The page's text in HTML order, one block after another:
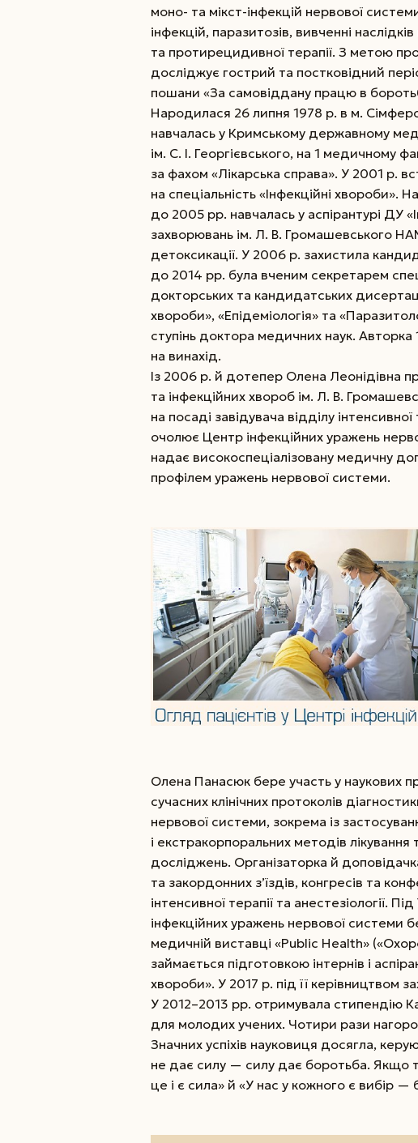
моно- та мікст-інфекцій нервової
інфекцій, паразитозів, вивченні
та протирецидивної терапії. З метою
досліджує гострий та пост­ковідний
пошани «За самовіддану працю в
Народилася 26 липня 1978 р. в м.
навчалась у Кримському державному
ім. С. І. Георгієвського, на 1 медичному
за фахом «Лікарська справа». У 2001 р.
на спеціальність «Інфекційні хворо­би».
до 2005 рр. навчалась у аспірантурі ДУ
захворювань ім. Л. В. Громашевського
детоксикації. У 2006 р. захистила
до 2014 рр. була вченим секретарем
докторських та кандидатських
хвороби», «Епідеміологія» та
ступінь доктора медичних наук. Авторка
на винахід.
Із 2006 р. й дотепер Олена Леонідівна
та інфекційних хвороб ім. Л. В.
на посаді завідувача відділу
очолює Центр інфекційних уражень
надає високоспеціалізовану медичну
профілем уражень нервової системи.
Олена Панасюк бере участь у наукових
сучасних клінічних протоколів
нервової системи, зокрема із
і екстракорпоральних методів лікування
досліджень. Організаторка й
та закордонних з’їздів, конгресів та
інтенсивної терапії та анестезіології.
інфекційних уражень нервової системи
медичній виставці «Public Health»
займається підготовкою інтернів і
хвороби». У 2017 р. під її керівництвом
У 2012–2013 рр. отримувала стипендію
для молодих учених. Чотири рази
Значних успіхів науковиця досягла,
не дає силу — силу дає боротьба. Якщо
це і є сила» й «У нас у кожного є вибір